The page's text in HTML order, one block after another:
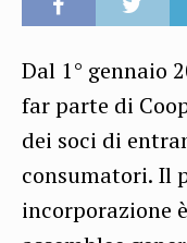
Dal 1° gennaio
far parte di
dei soci di
consumatori. Il
incorporazione